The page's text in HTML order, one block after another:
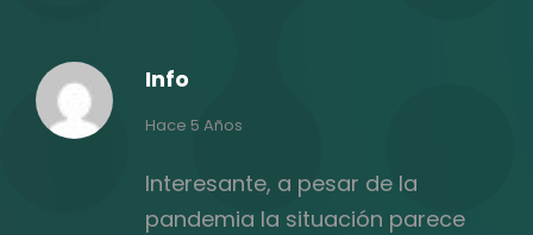
Info
dice:
Hace 5 Años
Interesante, a pesar de la
pandemia la situación parece